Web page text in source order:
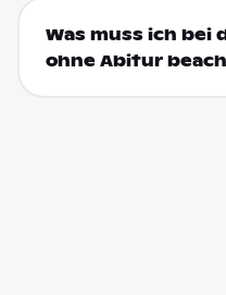
Was muss ich bei
ohne Abitur